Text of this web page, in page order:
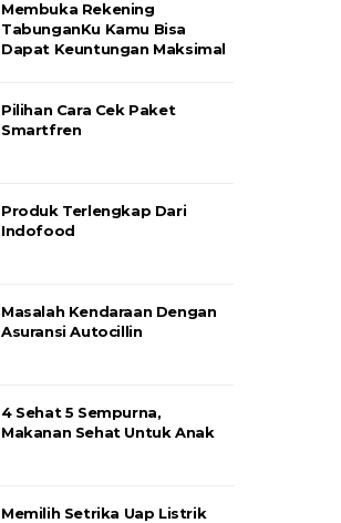
Membuka Rekening
TabunganKu Kamu Bisa
Dapat Keuntungan Maksimal
Pilihan Cara Cek Paket
Smartfren
Produk Terlengkap Dari
Indofood
Masalah Kendaraan Dengan
Asuransi Autocillin
4 Sehat 5 Sempurna,
Makanan Sehat Untuk Anak
Memilih Setrika Uap Listrik